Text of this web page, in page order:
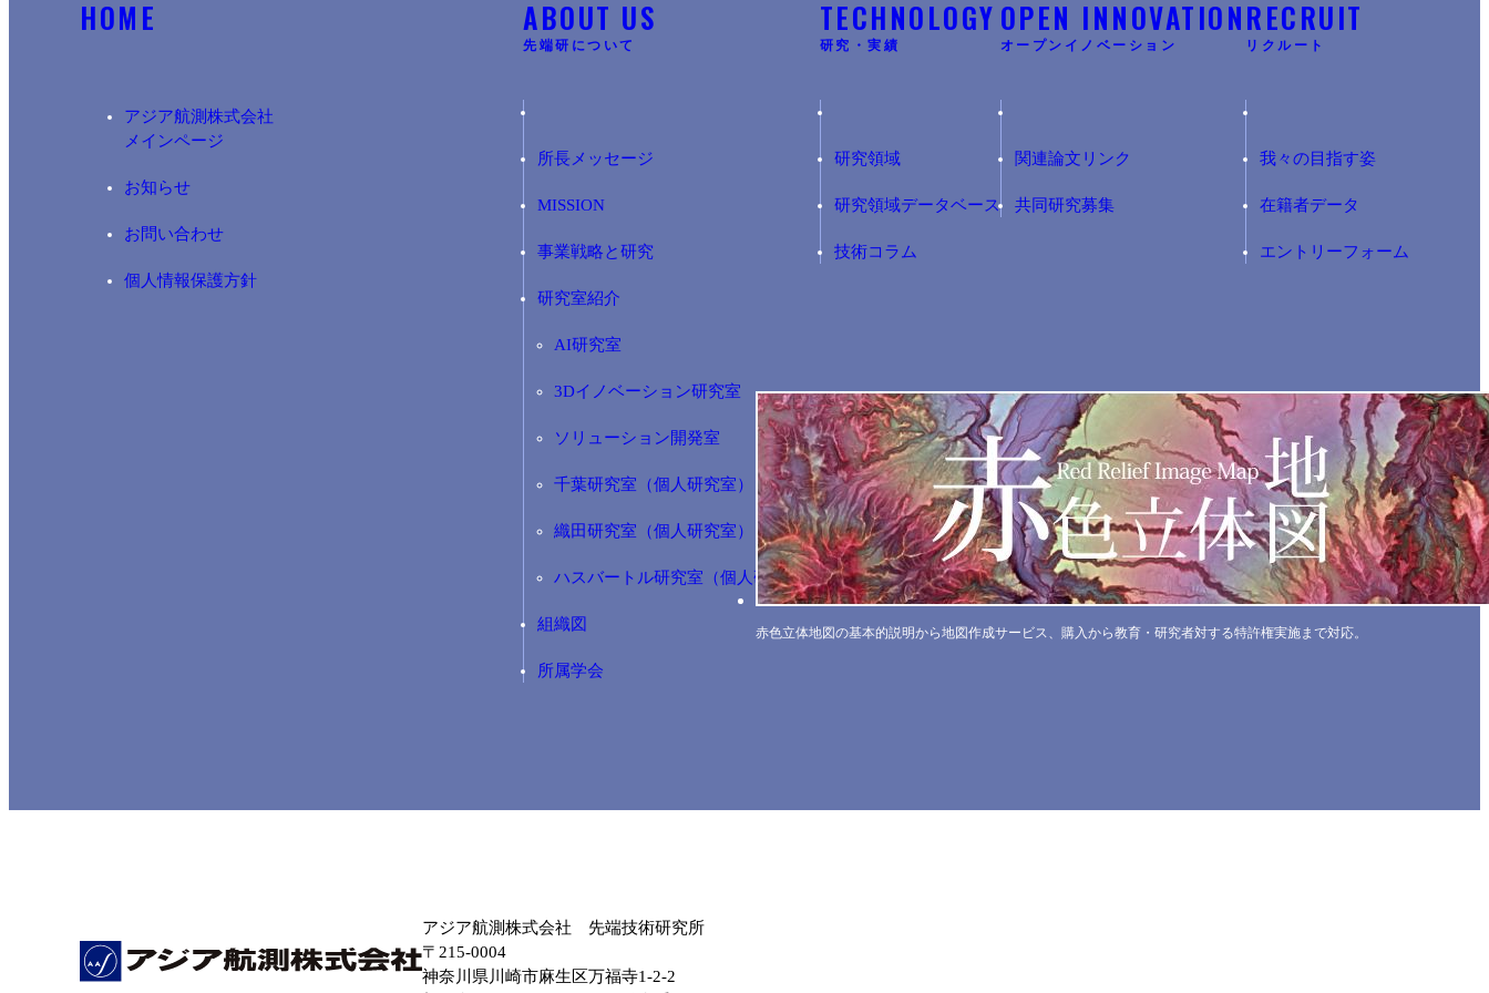
HOME
アジア航測株式会社​
メインページ
お知らせ
お問い合わせ
個人情報保護方針
ABOUT US
先端研について
所長メッセージ
MISSION
事業戦略と研究
研究室紹介
AI研究室
3Dイノベーション研究室
ソリューション開発室
千葉研究室（個人研究室）
織田研究室（個人研究室）
ハスバートル研究室（個人研究室）
組織図
所属学会
TECHNOLOGY
研究・実績
研究領域
研究領域データベース
技術コラム
OPEN INNOVATION
オープンイノベーション
関連論文リンク
共同研究募集
RECRUIT
リクルート
我々の目指す姿
在籍者データ
エントリーフォーム
赤色立体地図の基本的説明から地図作成サービス、購入から教育・研究者対する特許権実施まで対応。
アジア航測株式会社 先端技術研究所
〒215-0004
神奈川県川崎市麻生区万福寺1-2-2